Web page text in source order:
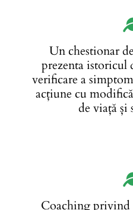
Un chestionar
prezenta istoricul
verificare a
acțiune cu
de viață și
Coaching